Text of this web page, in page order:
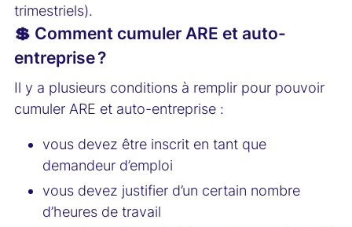
trimestriels).
💲 Comment cumuler ARE et auto-
entreprise ?
Il y a plusieurs conditions à remplir pour pouvoir
cumuler ARE et auto-entreprise :
vous devez être inscrit en tant que
demandeur d’emploi
vous devez justifier d’un certain nombre
d’heures de travail